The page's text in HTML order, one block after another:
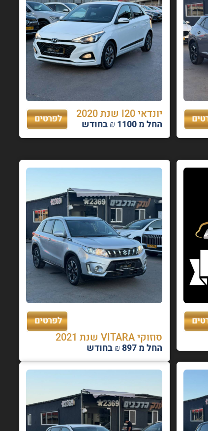
יונדאי I20 שנת 2020
החל מ 1100 ₪ בחודש
סוזוקי VITARA שנת 2021
החל מ 897 ₪ בחודש